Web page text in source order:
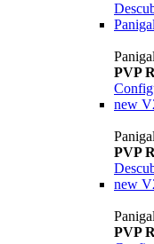
PVP
new
PVP
new
PVP